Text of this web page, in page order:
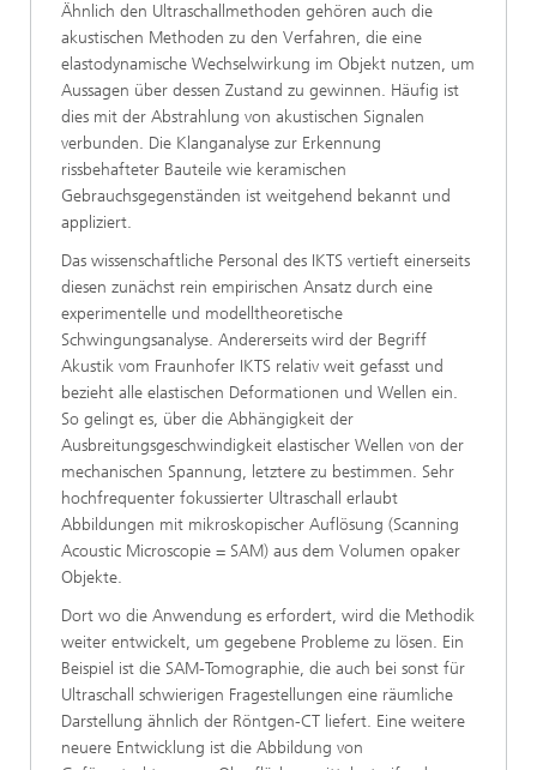
Ähnlich den Ultraschallmethoden gehören auch die
akustischen Methoden zu den Verfahren, die eine
elastodynamische Wechselwirkung im Objekt nutzen, um
Aussagen über dessen Zustand zu gewinnen. Häufig ist
dies mit der Abstrahlung von akustischen Signalen
verbunden. Die Klanganalyse zur Erkennung
rissbehafteter Bauteile wie keramischen
Gebrauchsgegenständen ist weitgehend bekannt und
appliziert.
Das wissenschaftliche Personal des IKTS vertieft einerseits
diesen zunächst rein empirischen Ansatz durch eine
experimentelle und modelltheoretische
Schwingungsanalyse. Andererseits wird der Begriff
Akustik vom Fraunhofer IKTS relativ weit gefasst und
bezieht alle elastischen Deformationen und Wellen ein.
So gelingt es, über die Abhängigkeit der
Ausbreitungsgeschwindigkeit elastischer Wellen von der
mechanischen Spannung, letztere zu bestimmen. Sehr
hochfrequenter fokussierter Ultraschall erlaubt
Abbildungen mit mikroskopischer Auflösung (Scanning
Acoustic Microscopie = SAM) aus dem Volumen opaker
Objekte.
Dort wo die Anwendung es erfordert, wird die Methodik
weiter entwickelt, um gegebene Probleme zu lösen. Ein
Beispiel ist die SAM-Tomographie, die auch bei sonst für
Ultraschall schwierigen Fragestellungen eine räumliche
Darstellung ähnlich der Röntgen-CT liefert. Eine weitere
neuere Entwicklung ist die Abbildung von